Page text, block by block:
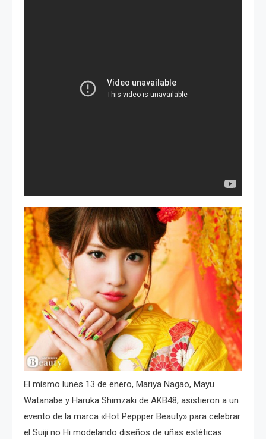
El mísmo lunes 13 de enero, Mariya Nagao, Mayu
Watanabe y Haruka Shimzaki de AKB48, asistieron a un
evento de la marca «Hot Peppper Beauty» para celebrar
el Suiji no Hi modelando diseños de uñas estéticas.